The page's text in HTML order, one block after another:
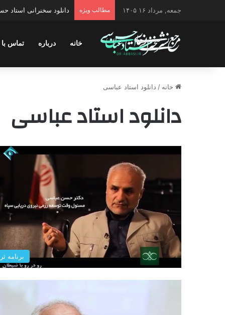
جمعه, مرداد ۱۶ ۱۴۰۵ مطالب ویژه دانلود سخنرانی استاد
خانه درباره تماس با
خانه / دانلود استاد عباسی
دانلود استاد عباسی
برنامه